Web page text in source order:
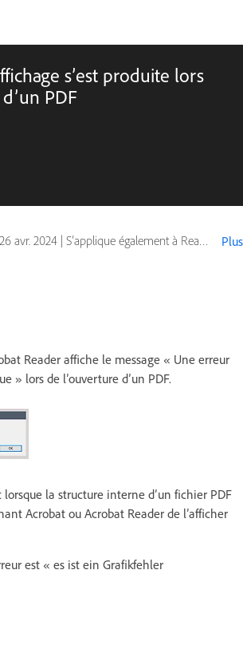
s’est produite lors
PDF
26 avr. 2024 | S’applique également à Reader Plus
Reader affiche le message « Une erreur
» lors de l’ouverture d’un PDF.
la structure interne d’un fichier PDF
Acrobat ou Acrobat Reader de l’afficher
est « es ist ein Grafikfehler